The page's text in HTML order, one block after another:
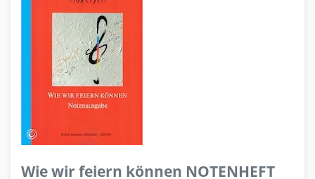
Wie wir feiern können NOTENHEFT